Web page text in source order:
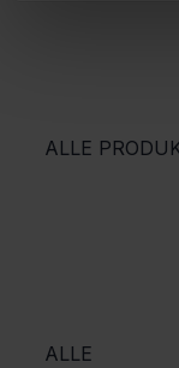
ALLE
ALLE